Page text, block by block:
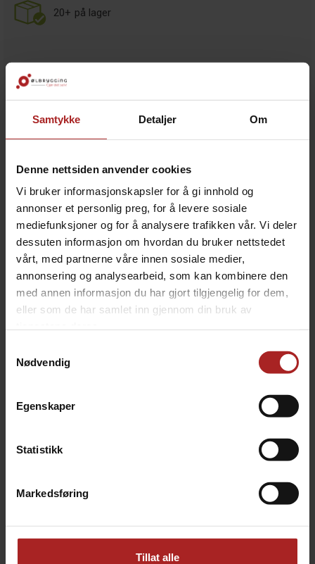
Samtykke Detaljer Om
Denne nettsiden anvender cookies
Vi bruker informasjonskapsler for å gi innhold og
annonser et personlig preg, for å levere sosiale
mediefunksjoner og for å analysere trafikken vår. Vi deler
dessuten informasjon om hvordan du bruker nettstedet
vårt, med partnerne våre innen sosiale medier,
annonsering og analysearbeid, som kan kombinere den
med annen informasjon du har gjort tilgjengelig for dem,
eller som de har samlet inn gjennom din bruk av
Nødvendig
Egenskaper
Statistikk
Markedsføring
Tillat alle
20+ på lager
BESKRIVELSE
Flaskeetikett for ølsettetWeissbier
flasker og bokser, helt ned til 0,33 bokser.
Selvklebende papiretikett med glossy overflate som
viser stil og alkoholprosent for ølsettet. Gir bedre
oversikt over det du har laget, og gjør flaskene litt
hyggeligere å dele bort.
Antall: 60 stk - nok til 20 liter på 0,33 flaske/boks